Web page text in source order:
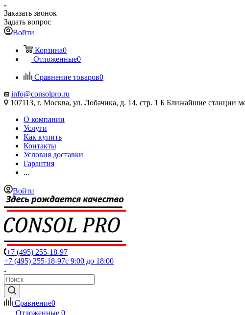
Заказать звонок
Задать вопрос
Войти
Корзина0
Отложенные0
Сравнение товаров0
info@consolpro.ru
107113, г. Москва, ул. Лобачика, д. 14, стр. 1 Б Ближайшие станции
О компании
Услуги
Как купить
Контакты
Условия доставки
Гарантия
...
Войти
+7 (495) 255-18-97
+7 (495) 255-18-97с 9:00 до 18:00
Сравнение0
Отложенные 0